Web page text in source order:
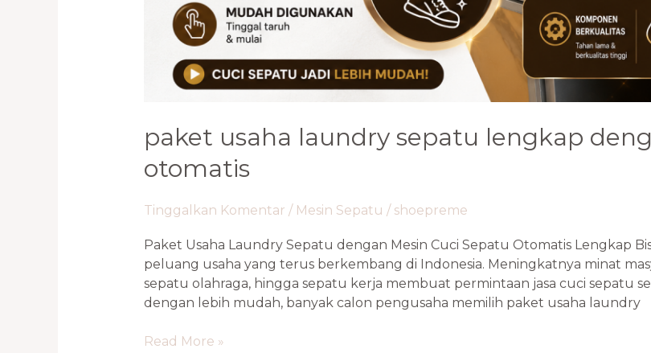
paket usaha laundry sepatu lengkap
otomatis
Tinggalkan Komentar / Mesin Sepatu / shoepreme
Paket Usaha Laundry Sepatu dengan Mesin Cuci Sepatu Otomatis Lengkap
peluang usaha yang terus berkembang di Indonesia. Meningkatnya minat
sepatu olahraga, hingga sepatu kerja membuat permintaan jasa cuci sepatu
dengan lebih mudah, banyak calon pengusaha memilih paket usaha laundry
Read More »